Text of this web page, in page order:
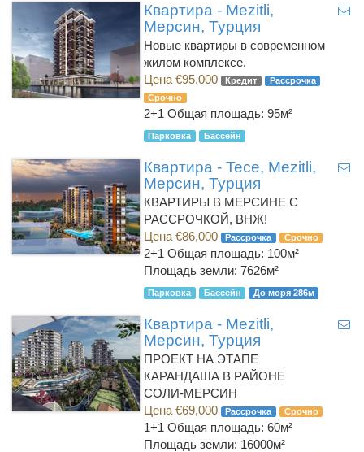
Квартира - Mezitli,
Мерсин, Турция
Новые квартиры в современном
жилом комплексе.
Цена €95,000
Кредит
Рассрочка
Срочно
2+1 Общая площадь: 95м²
Парковка Бассейн
Квартира - Tece, Mezitli,
Мерсин, Турция
КВАРТИРЫ В МЕРСИНЕ С
РАССРОЧКОЙ, ВНЖ!
Цена €86,000
Рассрочка Срочно
2+1 Общая площадь: 100м²
Площадь земли: 7626м²
Парковка Бассейн До моря 286м
Квартира - Mezitli,
Мерсин, Турция
ПРОЕКТ НА ЭТАПЕ
КАРАНДАША В РАЙОНЕ
СОЛИ-МЕРСИН
Цена €69,000
Рассрочка Срочно
1+1 Общая площадь: 60м²
Площадь земли: 16000м²